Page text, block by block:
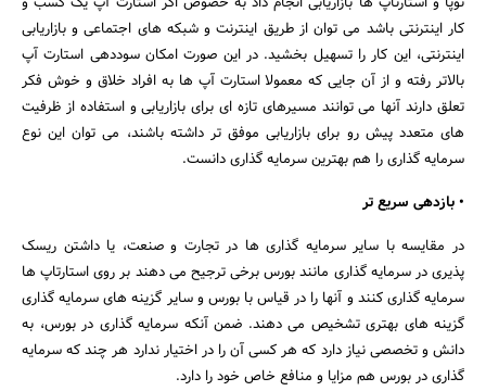
کار اینترنتی باشد می توان از طریق اینترنت و شبکه های اجتماعی و بازاریابی
اینترنتی، این کار را تسهیل بخشید. در این صورت امکان سوددهی استارت آپ
بالاتر رفته و از آن جایی که معمولا استارت آپ ها به افراد خلاق و خوش فکر
تعلق دارند آنها می توانند مسیرهای تازه ای برای بازاریابی و استفاده از ظرفیت
های متعدد پیش رو برای بازاریابی موفق تر داشته باشند، می توان این نوع
سرمایه گذاری را هم بهترین سرمایه گذاری دانست.
• بازدهی سریع تر
در مقایسه با سایر سرمایه گذاری ها در تجارت و صنعت، یا داشتن ریسک
پذیری در سرمایه گذاری مانند بورس برخی ترجیح می دهند بر روی استارتاپ ها
سرمایه گذاری کنند و آنها را در قیاس با بورس و سایر گزینه های سرمایه گذاری
گزینه های بهتری تشخیص می دهند. ضمن آنکه سرمایه گذاری در بورس، به
دانش و تخصصی نیاز دارد که هر کسی آن را در اختیار ندارد هر چند که سرمایه
گذاری در بورس هم مزایا و منافع خاص خود را دارد.